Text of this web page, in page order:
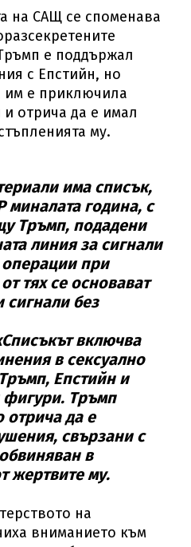
на САЩ се споменава
е поддържал
с Епстийн, но
им е приключила
отрича да е имал
му.
има списък,
миналата година, с
Тръмп, подадени
линия за сигнали
при
тях се основават
сигнали без
включва
в сексуално
Епстийн и
фигури. Тръмп
отрича да е
свързани с
в
жертвите му.
на
вниманието към